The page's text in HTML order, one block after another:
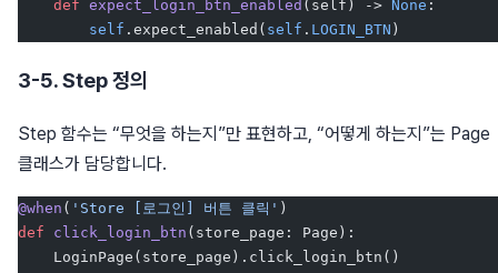
    def
expect_login_btn_enabled (self) -> None :
        self
.expect_enabled( self . LOGIN_BTN )
3-5. Step 정의
Step 함수는 “무엇을 하는지”만 표현하고, “어떻게 하는지”는 Page
클래스가 담당합니다.
@when ( 'Store [로그인] 버튼 클릭' )
def click_login_btn (store_page: Page):
    LoginPage(store_page).click_login_btn()